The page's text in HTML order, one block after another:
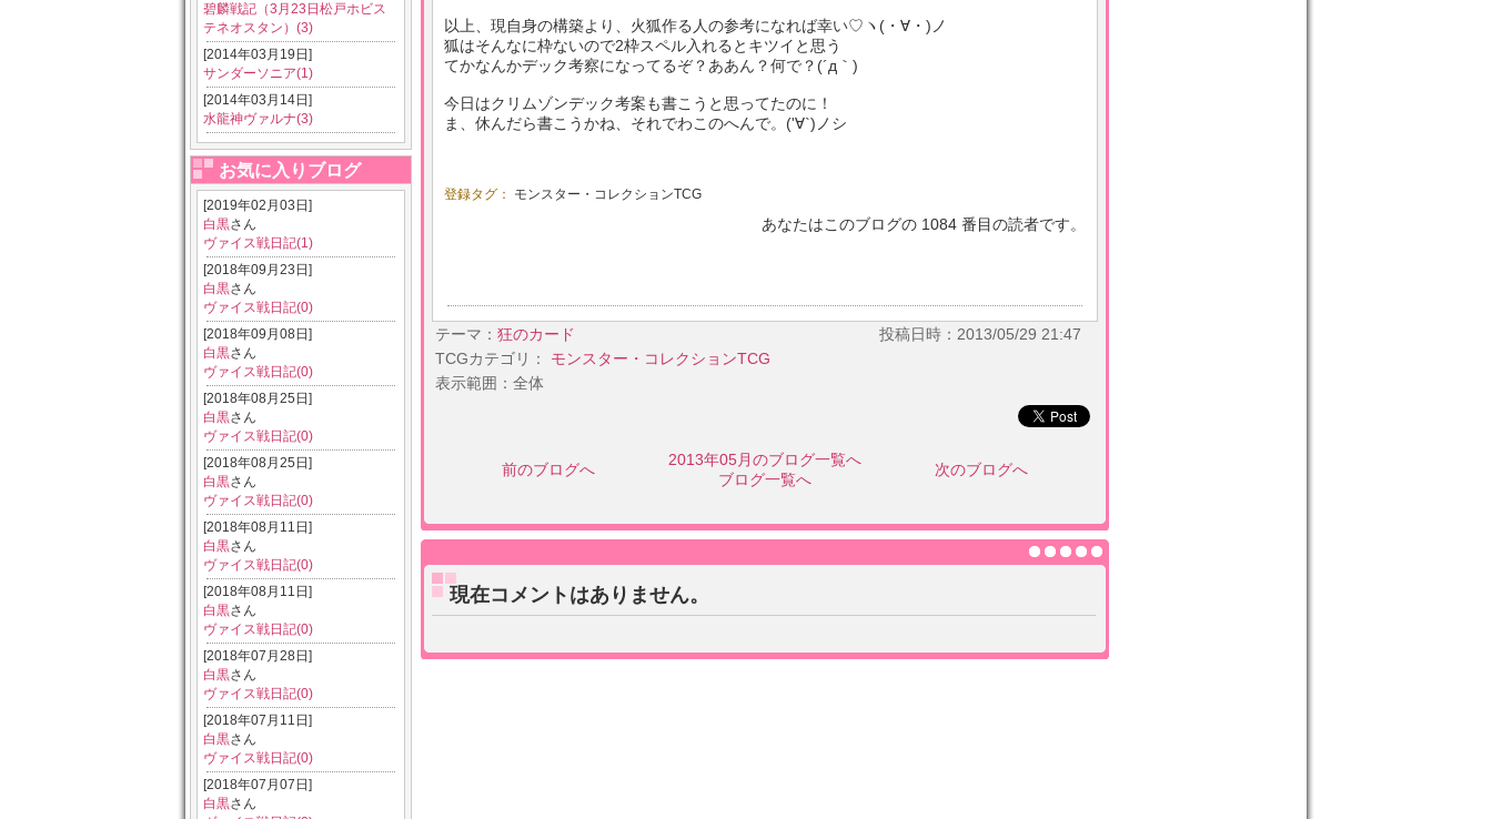
碧麟戦記（3月23日松戸ホビス
テネオスタン）(3)
[2014年03月19日]
サンダーソニア(1)
[2014年03月14日]
水龍神ヴァルナ(3)
お気に入りブログ
[2019年02月03日]
白黒さん
ヴァイス戦日記(1)
[2018年09月23日]
白黒さん
ヴァイス戦日記(0)
[2018年09月08日]
白黒さん
ヴァイス戦日記(0)
[2018年08月25日]
白黒さん
ヴァイス戦日記(0)
[2018年08月25日]
白黒さん
ヴァイス戦日記(0)
[2018年08月11日]
白黒さん
ヴァイス戦日記(0)
[2018年08月11日]
白黒さん
ヴァイス戦日記(0)
[2018年07月28日]
白黒さん
ヴァイス戦日記(0)
[2018年07月11日]
白黒さん
ヴァイス戦日記(0)
[2018年07月07日]
白黒さん
以上、現自身の構築より、火狐作る人の参考になれば幸い♡ヽ(・∀・)ノ
狐はそんなに枠ないので2枠スペル入れるとキツイと思う
てかなんかデック考察になってるぞ？ああん？何で？(´д｀)
今日はクリムゾンデック考案も書こうと思ってたのに！
ま、休んだら書こうかね、それでわこのへんで。('∀`)ノシ
登録タグ： モンスター・コレクションTCG
あなたはこのブログの 1084 番目の読者です。
テーマ： 狂のカード
投稿日時：2013/05/29 21:47
TCGカテゴリ： モンスター・コレクションTCG
表示範囲：全体
前のブログへ
2013年05月のブログ一覧へ
ブログ一覧へ
次のブログへ
現在コメントはありません。